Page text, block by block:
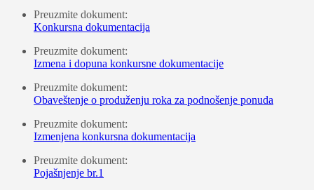
Preuzmite dokument:
Konkursna dokumentacija
Preuzmite dokument:
Izmena i dopuna konkursne dokumentacije
Preuzmite dokument:
Obaveštenje o produženju roka za podnošenje ponuda
Preuzmite dokument:
Izmenjena konkursna dokumentacija
Preuzmite dokument:
Pojašnjenje br.1